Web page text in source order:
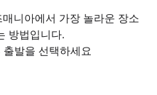
니아에서 가장 놀라운 장소
방법입니다.
발을 선택하세요